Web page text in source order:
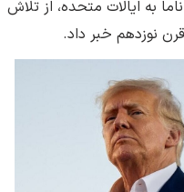
به ایالات متحده، از تلاش
نوزدهم خبر داد.